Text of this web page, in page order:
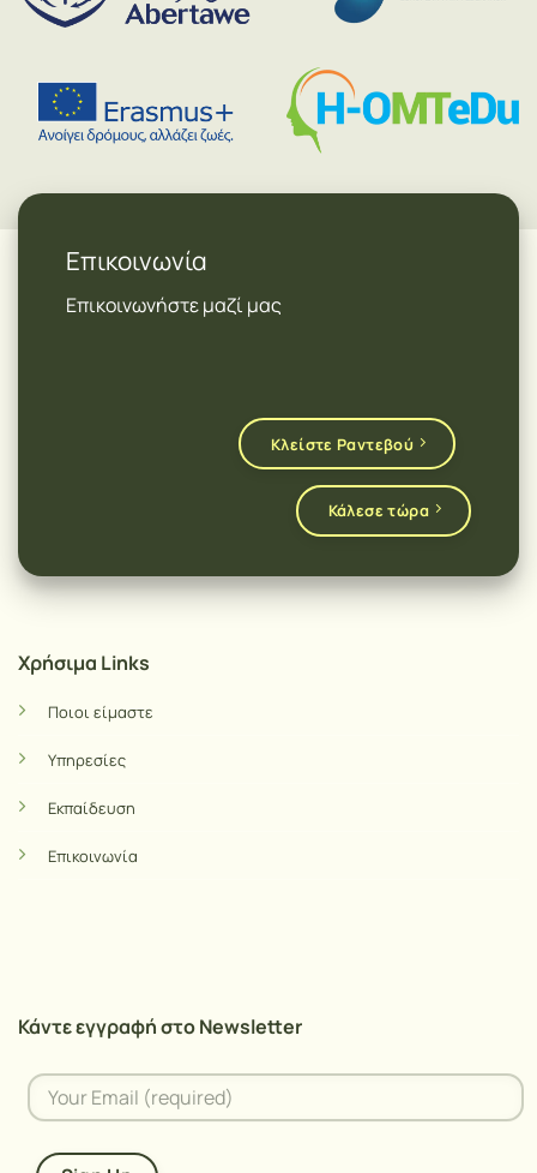
Επικοινωνία
Επικοινωνήστε μαζί μας
Κλείστε Ραντεβού
Κάλεσε τώρα
Χρήσιμα Links
Ποιοι είμαστε
Υπηρεσίες
Εκπαίδευση
Επικοινωνία
Κάντε εγγραφή στο Newsletter